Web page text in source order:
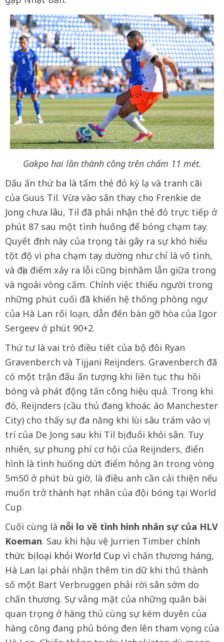
Gakpo hai lần thành công trên chấm 11 mét.
Dấu ấn thứ ba là tấm thẻ đỏ kỳ lạ và tranh cãi
của Guus Til. Vừa vào sân thay cho Frenkie de
Jong chưa lâu, Til đã phải nhận thẻ đỏ trực tiếp ở
phút 87 sau một tình huống để bóng chạm tay.
Quyết định này của trọng tài gây ra sự khó hiểu
tột độ vì pha chạm tay dường như chỉ là vô tình,
và địa điểm xảy ra lỗi cũng bị nhầm lẫn giữa trong
và ngoài vòng cấm. Chính việc thiếu người trong
những phút cuối đã khiến hệ thống phòng ngự
của Hà Lan rối loạn, dẫn đến bàn gỡ hòa của Igor
Sergeev ở phút 90+2.
Thứ tư là vai trò điều tiết của bộ đôi Ryan
Gravenberch và Tijjani Reijnders. Gravenberch đã
có một trận đấu ấn tượng khi liên tục thu hồi
bóng và phát động tấn công hiệu quả. Trong khi
đó, Reijnders (cầu thủ đang khoác áo Manchester
City) cho thấy sự đa năng khi lùi sâu trám vào vị
trí của De Jong sau khi Til bị đuổi khỏi sân. Tuy
nhiên, sự phung phí cơ hội của Reijnders, điển
hình là tình huống dứt điểm hỏng ăn trong vòng
5m50 ở phút bù giờ, là điều anh cần cải thiện nếu
muốn trở thành hạt nhân của đội bóng tại World
Cup.
Cuối cùng là nỗi lo về tình hình nhân sự của HLV
Koeman. Sau khi hậu vệ Jurrien Timber chính
thức bị loại khỏi World Cup vì chấn thương háng,
Hà Lan lại phải nhận thêm tin dữ khi thủ thành
số một Bart Verbruggen phải rời sân sớm do
chấn thương. Sự vắng mặt của những quân bài
quan trọng ở hàng thủ cùng sự kém duyên của
hàng công đang phủ bóng đen lên tham vọng của